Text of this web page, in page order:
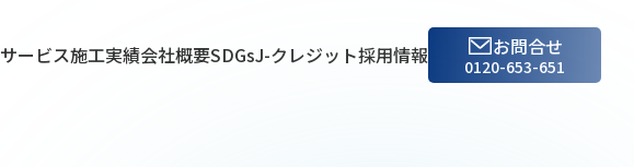
サービス施工実績会社概要SDGsJ-クレジット採用情報 お問合せ
0120-653-651